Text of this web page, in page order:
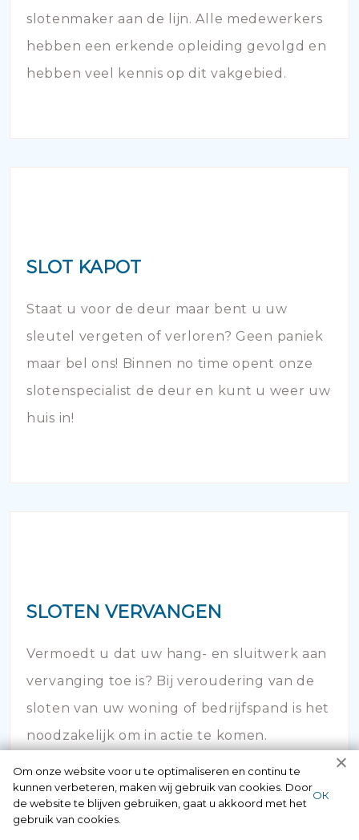
slotenmaker aan de lijn. Alle medewerkers
hebben een erkende opleiding gevolgd en
hebben veel kennis op dit vakgebied.
SLOT KAPOT
Staat u voor de deur maar bent u uw
sleutel vergeten of verloren? Geen paniek
maar bel ons! Binnen no time opent onze
slotenspecialist de deur en kunt u weer uw
huis in!
SLOTEN VERVANGEN
Vermoedt u dat uw hang- en sluitwerk aan
vervanging toe is? Bij veroudering van de
sloten van uw woning of bedrijfspand is het
noodzakelijk om in actie te komen.
Om onze website voor u te optimaliseren en continu te
kunnen verbeteren, maken wij gebruik van cookies. Door
de website te blijven gebruiken, gaat u akkoord met het
gebruik van cookies.
ОК